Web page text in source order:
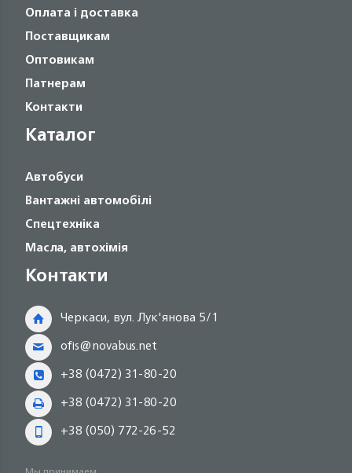
Оплата і доставка
Поставщикам
Оптовикам
Патнерам
Контакти
Каталог
Автобуси
Вантажні автомобілі
Спецтехніка
Масла, автохімія
Контакти
Черкаси, вул. Лук'янова 5/1
ofis@novabus.net
+38 (0472) 31-80-20
+38 (0472) 31-80-20
+38 (050) 772-26-52